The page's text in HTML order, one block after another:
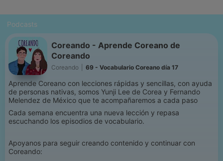
Podcasts
Coreando - Aprende Coreano de
Coreando
Coreando 69 - Vocabulario Coreano día 17
Aprende Coreano con lecciones rápidas y sencillas, con ayuda
de personas nativas, somos Yunji Lee de Corea y Fernando
Melendez de México que te acompañaremos a cada paso
Cada semana encuentra una nueva lección y repasa
escuchando los episodios de vocabulario.
Apoyanos para seguir creando contenido y continuar con
Coreando: